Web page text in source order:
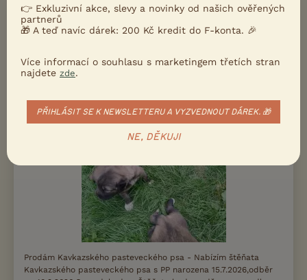
PRODÁM
Štěňata Kavkazského pasteveckého psa
Prodám Kavkazského pasteveckého psa - Nabízím štěňata
Kavkazského pasteveckého psa s PP narozena 15.7.2026,odběr
👉 Exkluzivní akce, slevy a novinky od našich ověřených
partnerů
🎁 A teď navíc dárek: 200 Kč kredit do F-konta. 🎉
Více informací o souhlasu s marketingem třetích stran
najdete zde.
PŘIHLÁSIT SE K NEWSLETTERU A VYZVEDNOUT DÁREK. 🎁
NE, DĚKUJI